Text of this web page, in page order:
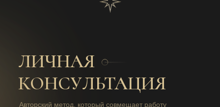
ЛИЧНАЯ
КОНСУЛЬТАЦИЯ
Авторский метод, который совмещает работу